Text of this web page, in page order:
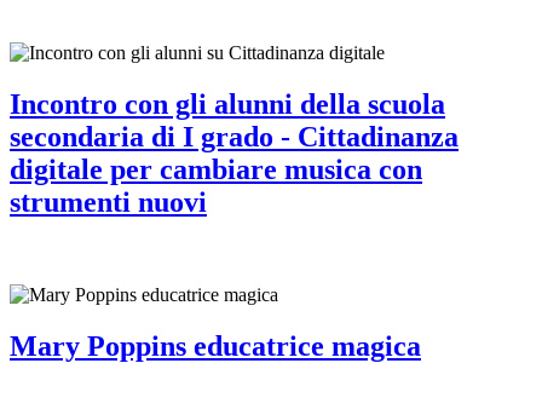
Incontro con gli alunni della scuola
secondaria di I grado - Cittadinanza
digitale per cambiare musica con
strumenti nuovi
Mary Poppins educatrice magica